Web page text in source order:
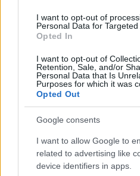
I want to opt-out of
Personal Data for Targeted
Opted In
I want to opt-out of
Retention, Sale, and/or
Personal Data that Is
Purposes for which it was
Opted Out
Google consents
I want to allow Google to
related to advertising like
device identifiers in apps.